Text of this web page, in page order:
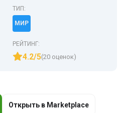
ТИП:
МИР
РЕЙТИНГ:
4.2/5(20 оценок)
Открыть в Marketplace